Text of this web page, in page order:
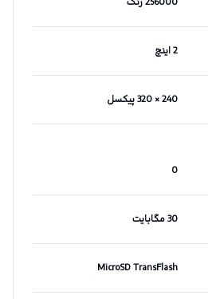
2 اینچ
240 × 320 پیکسل
0
30 مگابایت
MicroSD TransFlash